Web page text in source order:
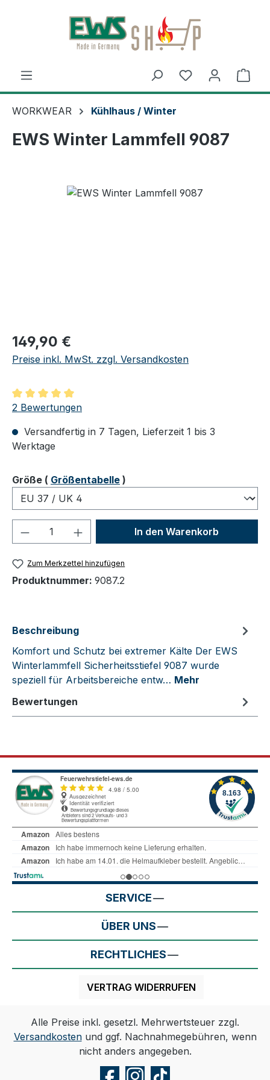
Zum Hauptinhalt springen
WORKWEAR Kühlhaus / Winter
EWS Winter Lammfell 9087
Regulärer Preis:
149,90 €
Preise inkl. MwSt. zzgl. Versandkosten
Durchschnittliche Bewertung von 5 von 5 Sternen
2 Bewertungen
Versandfertig in 7 Tagen, Lieferzeit 1 bis 3
Werktage
Größeauswählen
( Größentabelle )
Produkt Anzahl: Gib denIn den Warenkorb
Zum Merkzettel hinzufügen
Produktnummer: 9087.2
Beschreibung
Komfort und Schutz bei extremer Kälte Der EWS
Winterlammfell Sicherheitsstiefel 9087 wurde
speziell für Arbeitsbereiche entw… Mehr
Bewertungen
SERVICE
ÜBER UNS
RECHTLICHES
VERTRAG WIDERRUFEN
Alle Preise inkl. gesetzl. Mehrwertsteuer zzgl.
Versandkostenund ggf. Nachnahmegebühren, wenn
nicht anders angegeben.